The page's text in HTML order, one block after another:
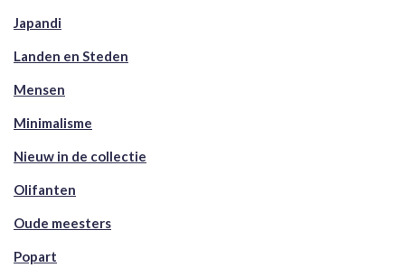
Japandi
Landen en Steden
Mensen
Minimalisme
Nieuw in de collectie
Olifanten
Oude meesters
Popart